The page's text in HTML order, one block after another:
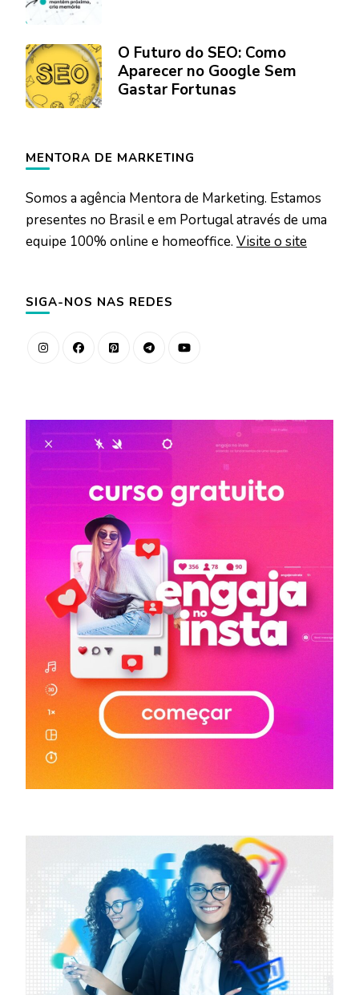
O Futuro do SEO: Como
Aparecer no Google Sem
Gastar Fortunas
MENTORA DE MARKETING
Somos a agência Mentora de Marketing. Estamos
presentes no Brasil e em Portugal através de uma
equipe 100% online e homeoffice. Visite o site
SIGA-NOS NAS REDES